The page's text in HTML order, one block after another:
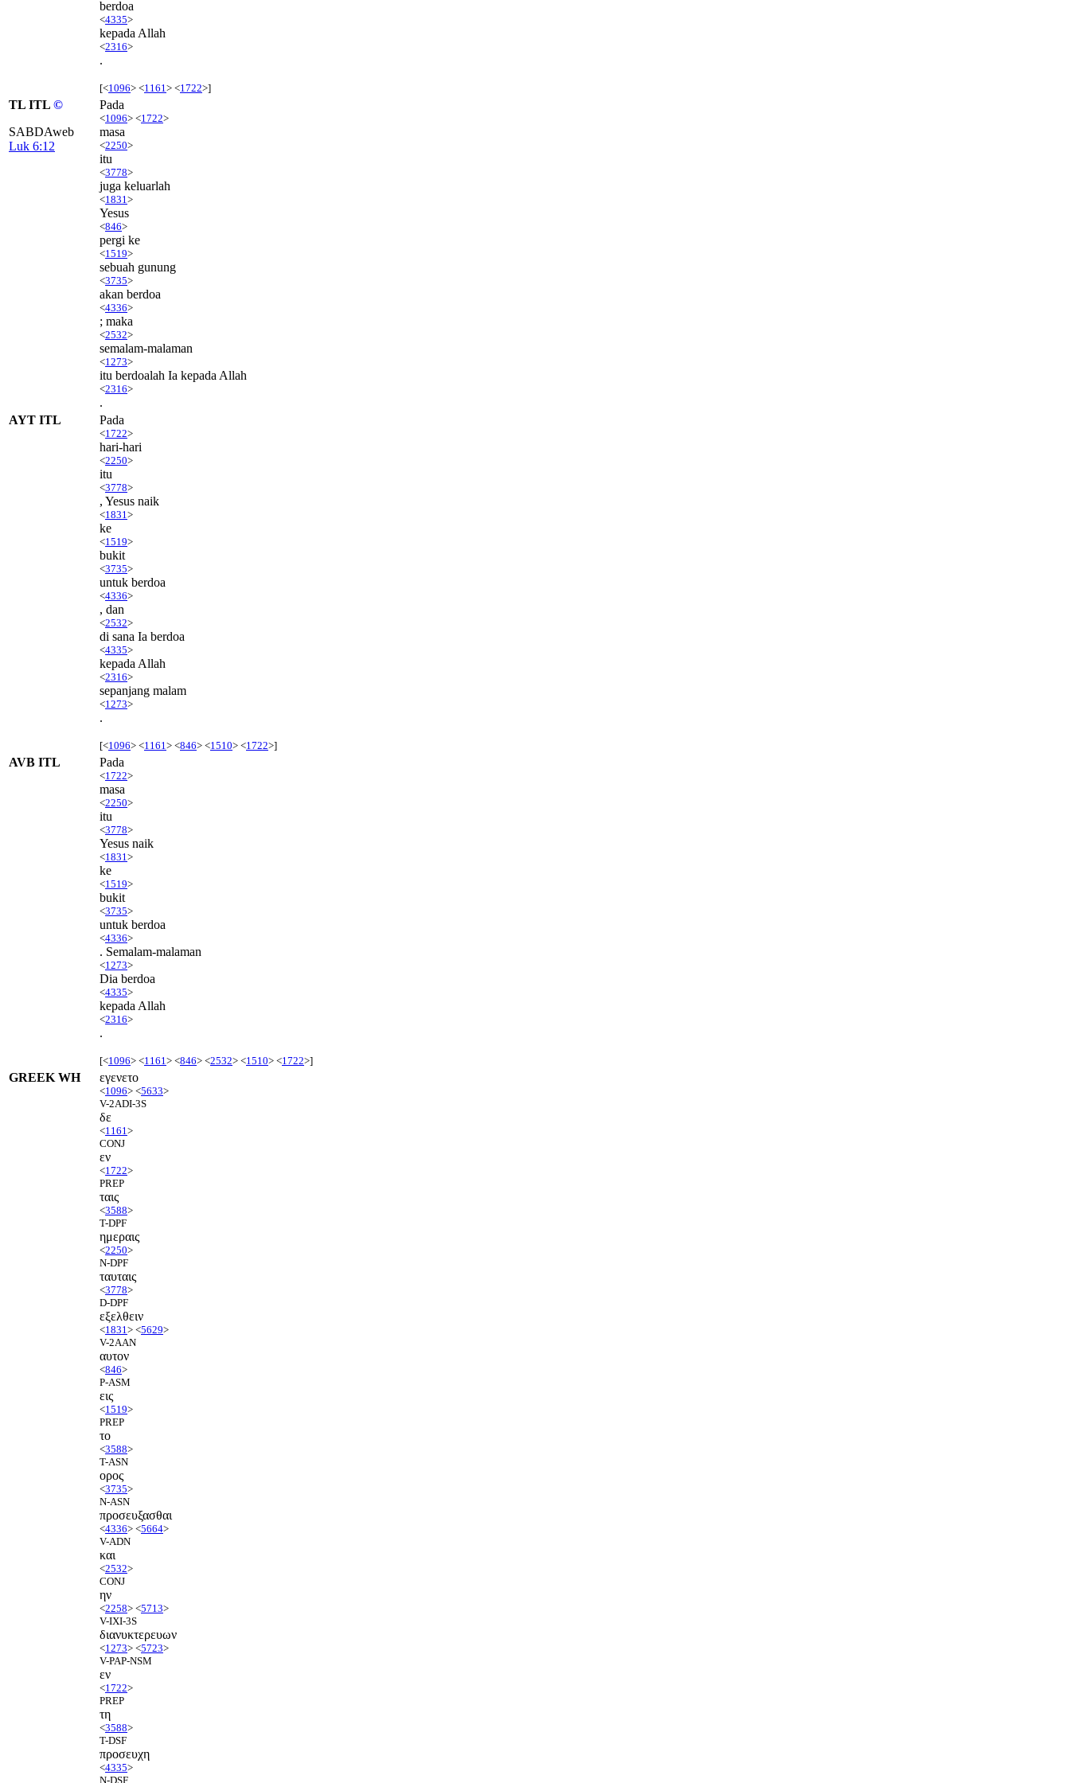
berdoa
<4335>
kepada Allah
<2316>
.
[<1096> <1161 > <1722>]
TL ITL ©
SABDAweb
Luk 6:12
Pada
<1096> <1722>
masa
<2250>
itu
<3778>
juga keluarlah
<1831 >
Yesus
<846>
pergi ke
<1519>
sebuah gunung
<3735>
akan berdoa
<4336>
; maka
<2532>
semalam-malaman
<1273>
itu berdoalah Ia kepada Allah
<2316>
.
AYT ITL
Pada
<1722>
hari-hari
<2250>
itu
<3778>
, Yesus naik
<1831 >
ke
<1519>
bukit
<3735>
untuk berdoa
<4336>
, dan
<2532>
di sana Ia berdoa
<4335>
kepada Allah
<2316>
sepanjang malam
<1273>
.
[<1096> <1161 > <846> <1510> <1722>]
AVB ITL Pada
<1722>
masa
<2250>
itu
<3778>
Yesus naik
<1831 >
ke
<1519>
bukit
<3735>
untuk berdoa
<4336>
. Semalam-malaman
<1273>
Dia berdoa
<4335>
kepada Allah
<2316>
.
[<1096> <1161 > <846> <2532> <1510> <1722>]
GREEK WH εγενετο
<1096> <5633>
V-2ADI-3S
δε
<1161 >
CONJ
εν
<1722>
PREP
ταις
<3588>
T-DPF
ημεραις
<2250>
N-DPF
ταυταις
<3778>
D-DPF
εξελθειν
<1831 > <5629>
V-2AAN
αυτον
<846>
P-ASM
εις
<1519>
PREP
το
<3588>
T-ASN
ορος
<3735>
N-ASN
προσευξασθαι
<4336> <5664>
V-ADN
και
<2532>
CONJ
ην
<2258> <5713>
V-IXI-3S
διανυκτερευων
<1273> <5723>
V-PAP-NSM
εν
<1722>
PREP
τη
<3588>
T-DSF
προσευχη
<4335>
N-DSF